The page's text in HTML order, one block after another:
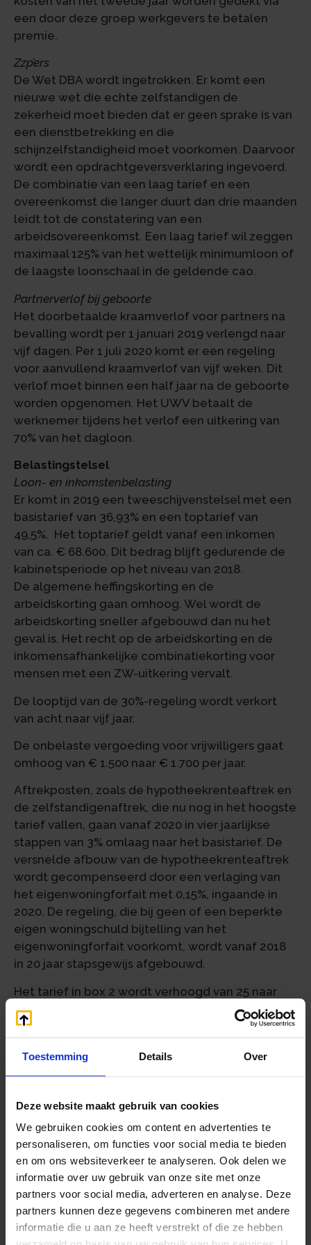
Toestemming Details Over
Deze website maakt gebruik van cookies
We gebruiken cookies om content en advertenties te
personaliseren, om functies voor social media te bieden
en om ons websiteverkeer te analyseren. Ook delen we
informatie over uw gebruik van onze site met onze
partners voor social media, adverteren en analyse. Deze
partners kunnen deze gegevens combineren met andere
informatie die u aan ze heeft verstrekt of die ze hebben
een door deze groep werkgevers te betalen
premie.
Zzp’ers
De Wet DBA wordt ingetrokken. Er komt een
nieuwe wet die echte zelfstandigen de
zekerheid moet bieden dat er geen sprake is van
een dienstbetrekking en die
schijnzelfstandigheid moet voorkomen. Daarvoor
wordt een opdrachtgeversverklaring ingevoerd.
De combinatie van een laag tarief en een
overeenkomst die langer duurt dan drie maanden
leidt tot de constatering van een
arbeidsovereenkomst. Een laag tarief wil zeggen
maximaal 125% van het wettelijk minimumloon of
de laagste loonschaal in de geldende cao.
Partnerverlof bij geboorte
Het doorbetaalde kraamverlof voor partners na
bevalling wordt per 1 januari 2019 verlengd naar
vijf dagen. Per 1 juli 2020 komt er een regeling
voor aanvullend kraamverlof van vijf weken. Dit
verlof moet binnen een half jaar na de geboorte
worden opgenomen. Het UWV betaalt de
werknemer tijdens het verlof een uitkering van
70% van het dagloon.
Belastingstelsel
Loon- en inkomstenbelasting
Er komt in 2019 een tweeschijvenstelsel met een
basistarief van 36,93% en een toptarief van
49,5%. Het toptarief geldt vanaf een inkomen
van ca. € 68.600. Dit bedrag blijft gedurende de
kabinetsperiode op het niveau van 2018.
De algemene heffingskorting en de
arbeidskorting gaan omhoog. Wel wordt de
arbeidskorting sneller afgebouwd dan nu het
geval is. Het recht op de arbeidskorting en de
inkomensafhankelijke combinatiekorting voor
mensen met een ZW-uitkering vervalt.
De looptijd van de 30%-regeling wordt verkort
van acht naar vijf jaar.
De onbelaste vergoeding voor vrijwilligers gaat
omhoog van € 1.500 naar € 1.700 per jaar.
Aftrekposten, zoals de hypotheekrenteaftrek en
de zelfstandigenaftrek, die nu nog in het hoogste
tarief vallen, gaan vanaf 2020 in vier jaarlijkse
stappen van 3% omlaag naar het basistarief. De
versnelde afbouw van de hypotheekrenteaftrek
wordt gecompenseerd door een verlaging van
het eigenwoningforfait met 0,15%, ingaande in
2020. De regeling, die bij geen of een beperkte
eigen woningschuld bijtelling van het
eigenwoningforfait voorkomt, wordt vanaf 2018
in 20 jaar stapsgewijs afgebouwd.
Het tarief in box 2 wordt verhoogd van 25 naar
27,3% in 2020 en naar 28,5% in 2021.
Het heffingsvrije vermogen in box 3 gaat omhoog
naar € 30.000. Verder zal sneller worden
de gemiddelde spaarrente in de periode van
anderhalf tot een half jaar voor de aanvang van
het belastingjaar. In de komende kabinetsperiode
zal een stelsel van heffing op basis van het
werkelijke in plaats van een forfaitair rendement
worden uitgewerkt.
Vennootschapsbelasting
De grondslag voor de belasting van bedrijven